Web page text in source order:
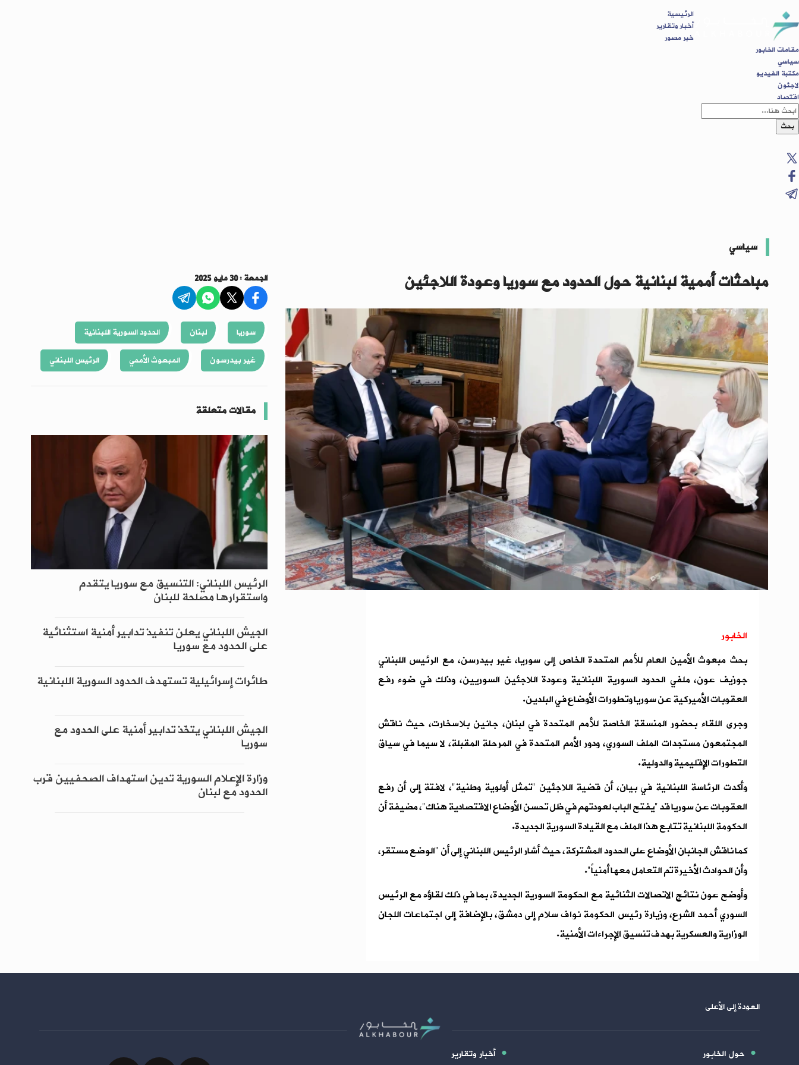
الرئيسية
أخبار وتقارير
خبر مصور
مقامات الخابور
سياسي
مكتبة الفيديو
لاجئون
اقتصاد
بحث
سياسي
مباحثات أممية لبنانية حول الحدود مع سوريا وعودة اللاجئين
الخابور
بحث مبعوث الأمين العام للأمم المتحدة الخاص إلى سوريا، غير بيدرسن، مع الرئيس اللبناني
جوزيف عون، ملفي الحدود السورية اللبنانية وعودة اللاجئين السوريين، وذلك في ضوء رفع
العقوبات الأميركية عن سوريا وتطورات الأوضاع في البلدين.
وجرى اللقاء بحضور المنسقة الخاصة للأمم المتحدة في لبنان، جانين بلاسخارت، حيث ناقش
المجتمعون مستجدات الملف السوري، ودور الأمم المتحدة في المرحلة المقبلة، لا سيما في سياق
التطورات الإقليمية والدولية.
وأكدت الرئاسة اللبنانية في بيان، أن قضية اللاجئين "تمثل أولوية وطنية"، لافتة إلى أن رفع
العقوبات عن سوريا قد "يفتح الباب لعودتهم في ظل تحسن الأوضاع الاقتصادية هناك"، مضيفة أن
الحكومة اللبنانية تتابع هذا الملف مع القيادة السورية الجديدة.
كما ناقش الجانبان الأوضاع على الحدود المشتركة، حيث أشار الرئيس اللبناني إلى أن "الوضع مستقر،
وأن الحوادث الأخيرة تم التعامل معها أمنياً".
وأوضح عون نتائج الاتصالات الثنائية مع الحكومة السورية الجديدة، بما في ذلك لقاؤه مع الرئيس
السوري أحمد الشرع، وزيارة رئيس الحكومة نواف سلام إلى دمشق، بالإضافة إلى اجتماعات اللجان
الوزارية والعسكرية بهدف تنسيق الإجراءات الأمنية.
الجمعة : 30 مايو 2025
سوريا لبنان
الحدود السورية اللبنانية
غير بيدرسون
المبعوث الأممي الرئيس اللبناني
مقالات متعلقة
الرئيس اللبناني: التنسيق مع سوريا يتقدم
واستقرارها مصلحة للبنان
الجيش اللبناني يعلن تنفيذ تدابير أمنية استثنائية
على الحدود مع سوريا
طائرات إسرائيلية تستهدف الحدود السورية اللبنانية
الجيش اللبناني يتخّذ تدابير أمنية على الحدود مع
سوريا
وزارة الإعلام السورية تدين استهداف الصحفيين قرب
الحدود مع لبنان
العودة إلى الأعلى
حول الخابور
أخبار وتقارير